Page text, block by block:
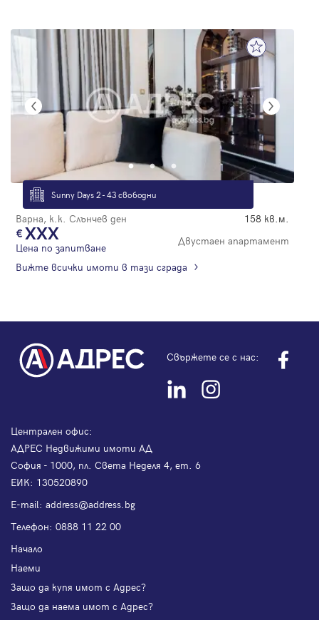
Sunny Days 2 - 43 свободни
Варна, к.к. Слънчев ден 158 кв.м.
XXX
Цена по запитване
Двустаен апартамент
Вижте всички имоти в тази сграда
Свържете се с нас:
Централен офис:
АДРЕС Недвижими имоти АД
София - 1000, пл. Света Неделя 4, ет. 6
ЕИК: 130520890
Е-mail: address@address.bg
Телефон: 0888 11 22 00
Начало
Наеми
Защо да купя имот с Адрес?
Защо да наема имот с Адрес?